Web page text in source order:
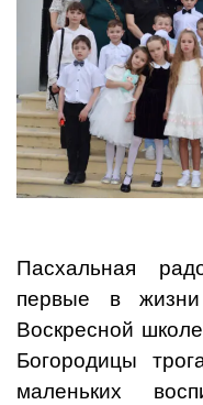
Пасхальная
первые в
Воскресной
Богородицы
маленьких